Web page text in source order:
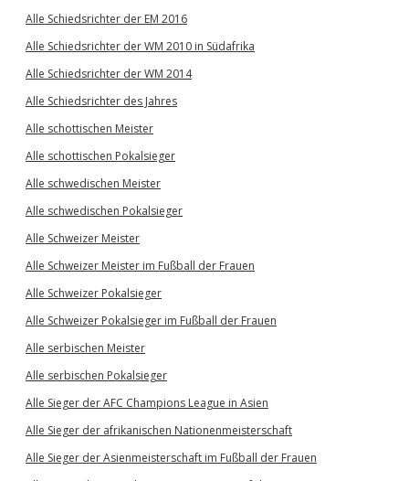
Alle Schiedsrichter der EM 2016
Alle Schiedsrichter der WM 2010 in Südafrika
Alle Schiedsrichter der WM 2014
Alle Schiedsrichter des Jahres
Alle schottischen Meister
Alle schottischen Pokalsieger
Alle schwedischen Meister
Alle schwedischen Pokalsieger
Alle Schweizer Meister
Alle Schweizer Meister im Fußball der Frauen
Alle Schweizer Pokalsieger
Alle Schweizer Pokalsieger im Fußball der Frauen
Alle serbischen Meister
Alle serbischen Pokalsieger
Alle Sieger der AFC Champions League in Asien
Alle Sieger der afrikanischen Nationenmeisterschaft
Alle Sieger der Asienmeisterschaft im Fußball der Frauen